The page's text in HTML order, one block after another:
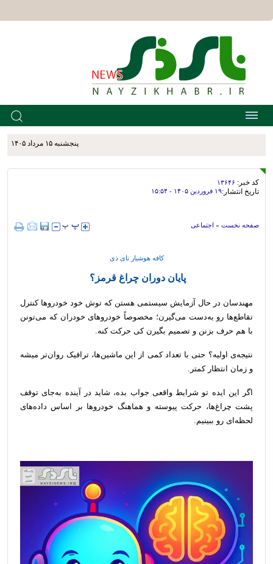
پنجشنبه ۱۵ مرداد ۱۴۰۵
کد خبر: ۱۳۶۴۶
تاریخ انتشار:۱۹ فروردين ۱۴۰۵ - ۱۵:۵۴
صفحه نخست » اجتماعی
کافه هوشیار نای ذی
پایان دوران چراغ قرمز؟
مهندسان در حال آزمایش سیستمی هستن که توش خود خودروها کنترل
تقاطع‌ها رو به‌دست می‌گیرن؛ مخصوصاً خودروهای خودران که می‌تونن
با هم حرف بزنن و تصمیم بگیرن کی حرکت کنه.
نتیجه‌ی اولیه؟ حتی با تعداد کمی از این ماشین‌ها، ترافیک روان‌تر میشه
و زمان انتظار کمتر.
اگر این ایده تو شرایط واقعی جواب بده، شاید در آینده به‌جای توقف
پشت چراغ‌ها، حرکت پیوسته و هماهنگ خودروها بر اساس داده‌های
لحظه‌ای رو ببینیم.